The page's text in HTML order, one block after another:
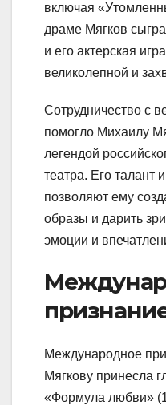
включая
драме Мягков
и его актерская
великолепной и
Сотрудничество с
помогло Михаилу
легендой
театра. Его талант
позволяют ему
образы и дарить
эмоции и
Международное
Мягкову принесла
«Формула любви»